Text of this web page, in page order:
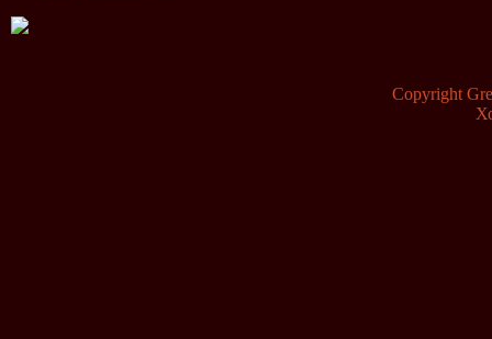
Copyright